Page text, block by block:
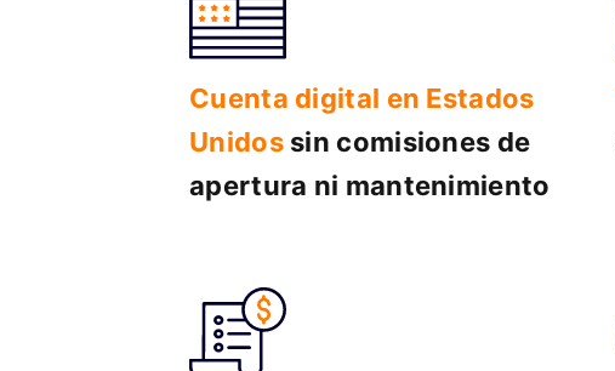
Cuenta digital en Estados
Unidossin comisiones de
apertura ni mantenimiento